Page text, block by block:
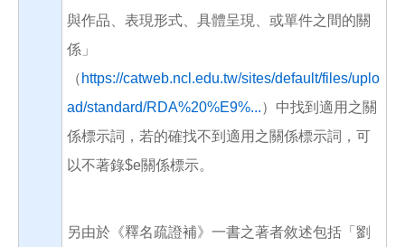
與作品、表現形式、具體呈現、或單件之間的關
係」
（ https://catweb.ncl.edu.tw/sites/default/files/uplo
ad/standard/RDA%20%E9%...）中找到適用之關
係標示詞，若的確找不到適用之關係標示詞，可
以不著錄$e關係標示。
另由於《釋名疏證補》一書之著者敘述包括「劉